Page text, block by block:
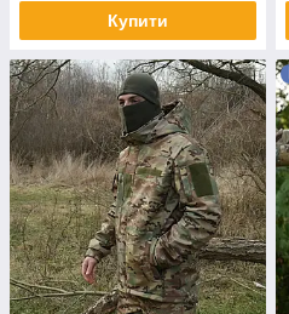
Купити